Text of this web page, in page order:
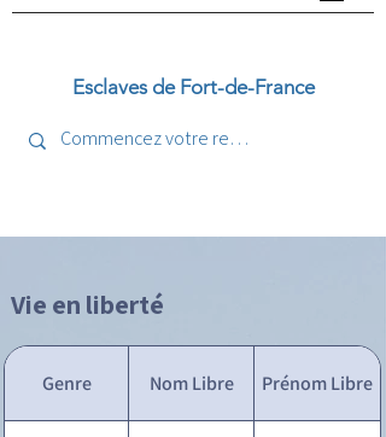
Esclaves de Fort-de-France
Vie en liberté
Genre Nom Libre Prénom Libre